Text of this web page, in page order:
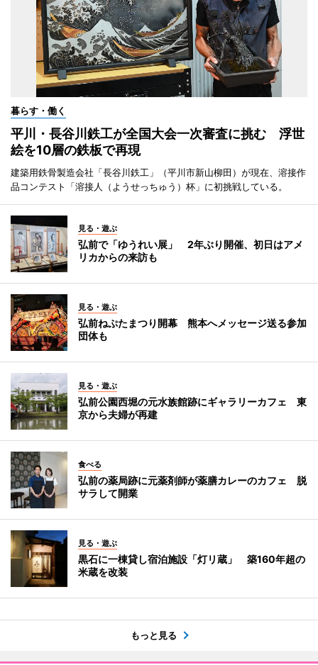
暮らす・働く
平川・長谷川鉄工が全国大会一次審査に挑む 浮世
絵を10層の鉄板で再現
建築用鉄骨製造会社「長谷川鉄工」（平川市新山柳田）が現在、溶接作
品コンテスト「溶接人（ようせっちゅう）杯」に初挑戦している。
見る・遊ぶ
弘前で「ゆうれい展」 2年ぶり開催、初日はアメ
リカからの来訪も
見る・遊ぶ
弘前ねぷたまつり開幕 熊本へメッセージ送る参加
団体も
見る・遊ぶ
弘前公園西堀の元水族館跡にギャラリーカフェ 東
京から夫婦が再建
食べる
弘前の薬局跡に元薬剤師が薬膳カレーのカフェ 脱
サラして開業
見る・遊ぶ
黒石に一棟貸し宿泊施設「灯リ蔵」 築160年超の
米蔵を改装
もっと見る